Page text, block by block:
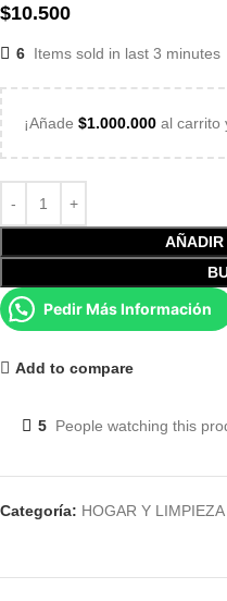
$10.500
6 Items sold in last 3 minutes
¡Añade $1.000.000 al carrito
Pedir Más Información
Add to compare
5 People watching this
Categoría: HOGAR Y LIMPIEZA